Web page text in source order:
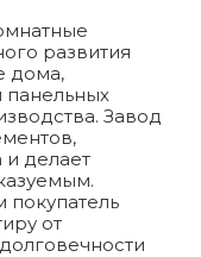
развития
дома,
панельных
Завод
и делает
от